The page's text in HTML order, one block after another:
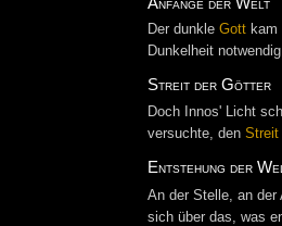
Der dunkle Gottkam
Dunkelheit
Streit der Götter
Doch Innos' Licht
versuchte, den Streit
Entstehung der
An der Stelle, an der
sich über das, was